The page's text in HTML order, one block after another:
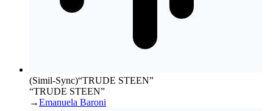
(Simil-Sync)“TRUDE STEEN”
“TRUDE STEEN”
→Emanuela Baroni